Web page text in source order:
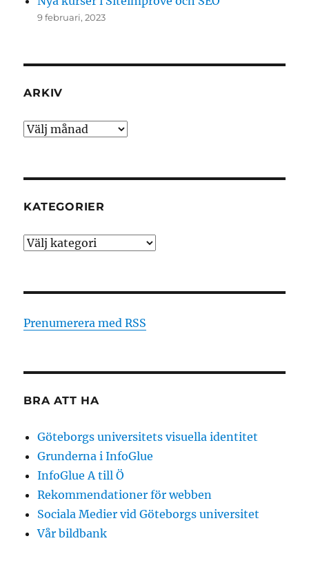
9 februari, 2023
ARKIV
Arkiv
KATEGORIER
Kategorier
Prenumerera med RSS
BRA ATT HA
Göteborgs universitets visuella identitet
Grunderna i InfoGlue
InfoGlue A till Ö
Rekommendationer för webben
Sociala Medier vid Göteborgs universitet
Vår bildbank